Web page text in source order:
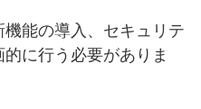
能の導入、セキュリテ
に行う必要がありま